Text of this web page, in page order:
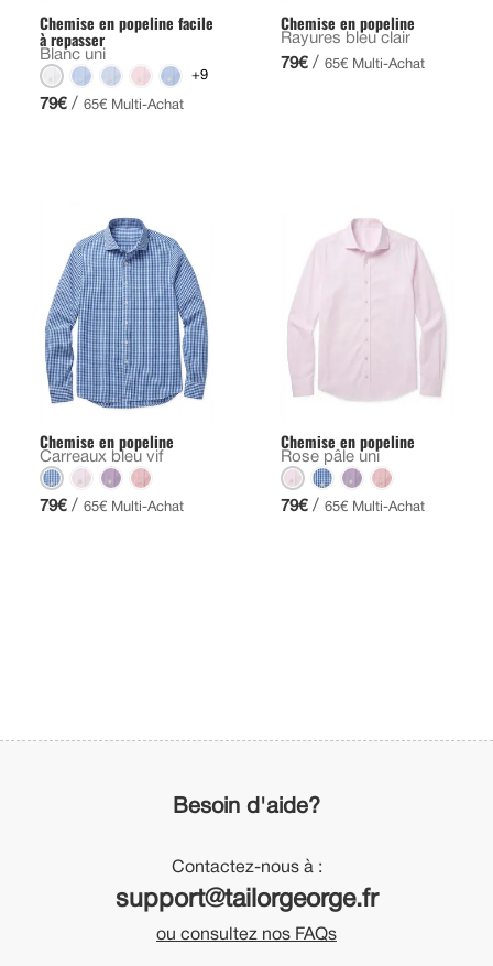
Chemise en popeline facile
à repasser
Blanc uni
+9
79€ / 65€ Multi-Achat
Chemise en popeline
Rayures bleu clair
79€ / 65€ Multi-Achat
Chemise en popeline
Carreaux bleu vif
79€ / 65€ Multi-Achat
Chemise en popeline
Rose pâle uni
79€ / 65€ Multi-Achat
Besoin d'aide?
Contactez-nous à :
support@tailorgeorge.fr
ou consultez nos FAQs